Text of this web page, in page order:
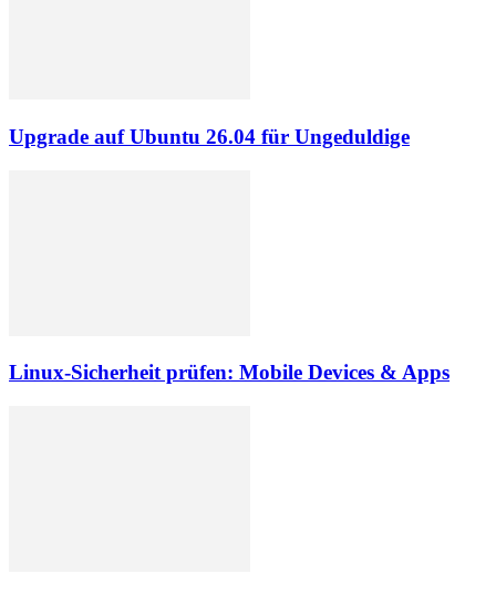
Upgrade auf Ubuntu 26.04 für Ungeduldige
Linux-Sicherheit prüfen: Mobile Devices & Apps